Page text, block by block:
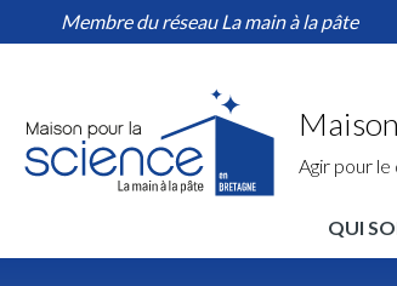
DécouvrirMembre du réseau La main à la pâte
Agir pour
QUI